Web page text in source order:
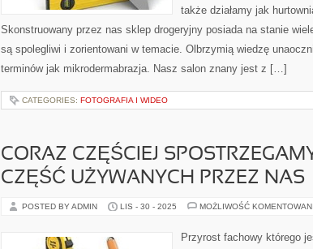
także działamy jak
Skonstruowany przez nas sklep drogeryjny posiada na stanie
są spolegliwi i zorientowani w temacie. Olbrzymią wiedzę
terminów jak mikrodermabrazja. Nasz salon znany jest z […]
CATEGORIES: FOTOGRAFIA I WIDEO
CORAZ CZĘŚCIEJ
CZĘŚĆ UŻYWANYCH PRZEZ NAS
POSTED BY ADMIN LIS - 30 - 2025 MOŻLIWOŚĆ
Przyrost fachowy którego